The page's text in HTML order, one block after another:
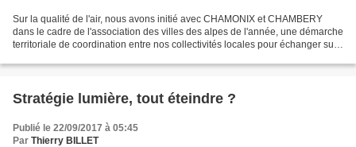
Sur la qualité de l'air, nous avons initié avec CHAMONIX et CHAMBERY
dans le cadre de l'association des villes des alpes de l'année, une démarche
territoriale de coordination entre nos collectivités locales pour échanger sur
Stratégie lumière, tout éteindre ?
Publié le 22/09/2017 à 05:45
Par Thierry BILLET